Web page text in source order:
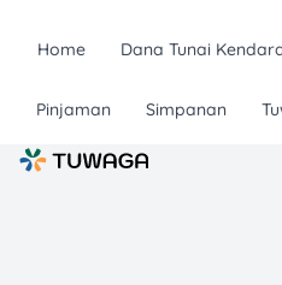
Home Dana Tunai
Pinjaman Simpanan